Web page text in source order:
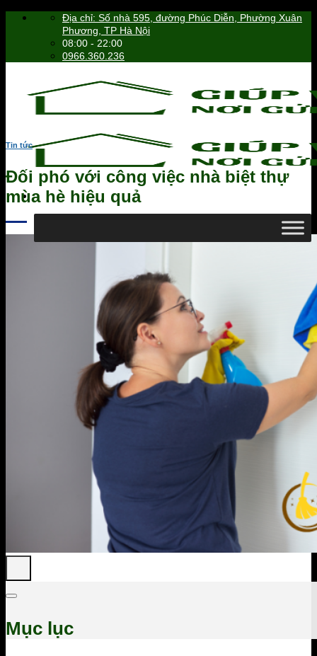
Skip
Địa chỉ: Số nhà 595, đường Phúc Diễn, Phường Xuân
Phương, TP Hà Nội
08:00 - 22:00
0966.360.236
Tin tức
Đối phó với công việc nhà biệt thự
mùa hè hiệu quả
Mục lục